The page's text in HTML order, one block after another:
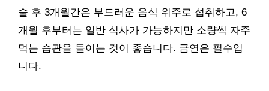
술 후 3개월간은 부드러운 음식 위주로 섭취하고, 6
개월 후부터는 일반 식사가 가능하지만 소량씩 자주
먹는 습관을 들이는 것이 좋습니다. 금연은 필수입
니다.